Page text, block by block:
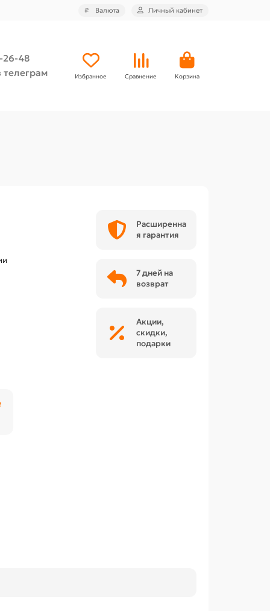
₽ Валюта Личный кабинет
26-48
Избранное Сравнение Корзина
Расширенна
я гарантия
7 дней на
возврат
Акции,
скидки,
подарки